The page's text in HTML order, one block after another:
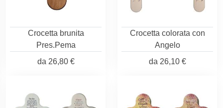
Crocetta brunita
Pres.Pema
da 26,80 €
Crocetta colorata con
Angelo
da 26,10 €